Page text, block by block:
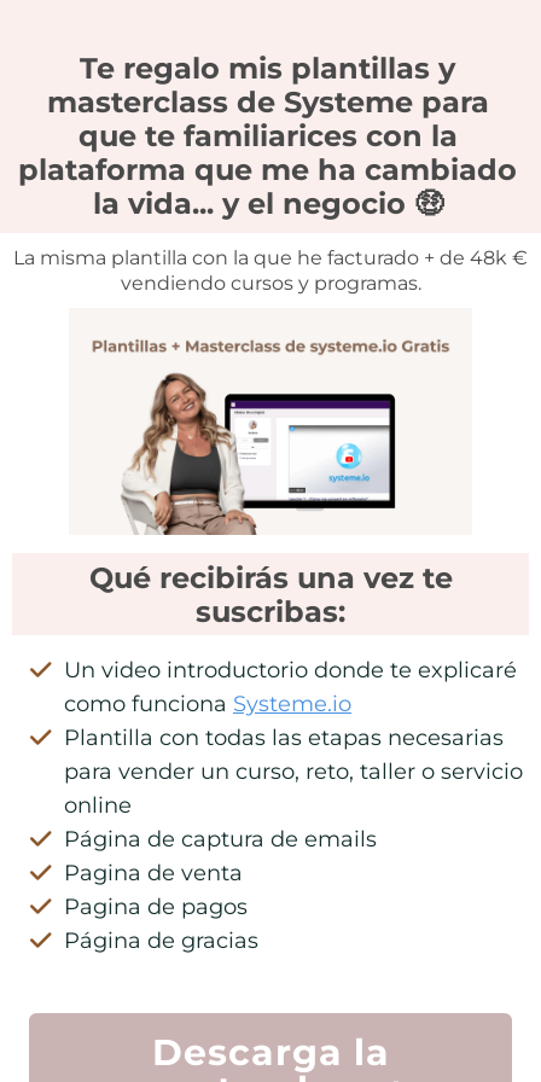
Te regalo mis plantillas y
masterclass de Systeme para
que te familiarices con la
plataforma que me ha cambiado
la vida... y el negocio 🤑
La misma plantilla con la que he facturado + de 48k €
vendiendo cursos y programas.
Qué recibirás una vez te
suscribas:
Un video introductorio donde te explicaré
como funciona Systeme.io
Plantilla con todas las etapas necesarias
para vender un curso, reto, taller o servicio
online
Página de captura de emails
Pagina de venta
Pagina de pagos
Página de gracias
Descarga la